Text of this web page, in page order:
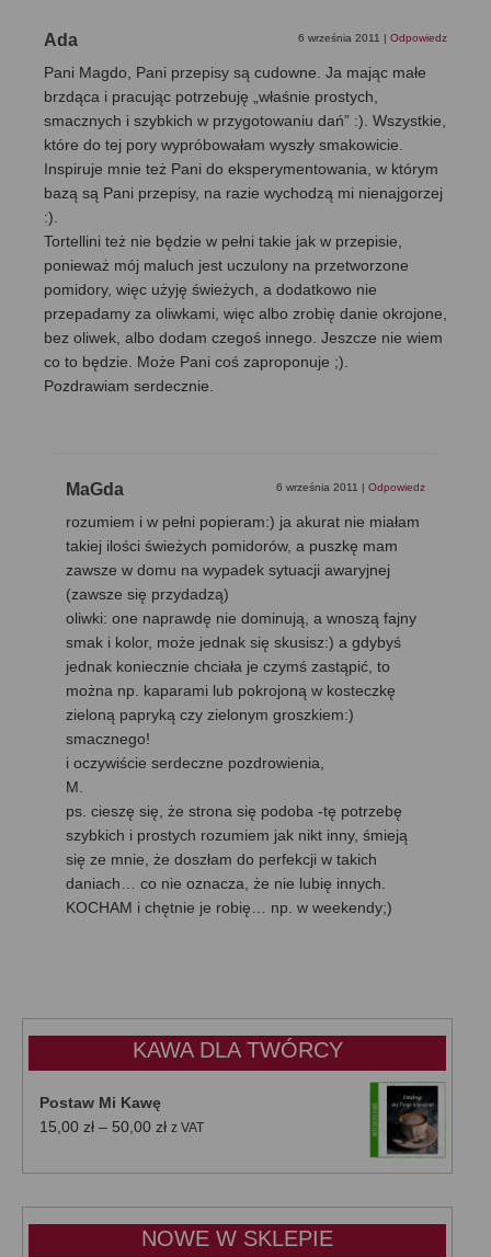
Ada 6 września 2011 Odpowiedz
Pani Magdo, Pani przepisy są cudowne. Ja mając małe
brzdąca i pracując potrzebuję „właśnie prostych,
smacznych i szybkich w przygotowaniu dań” :). Wszystkie,
które do tej pory wypróbowałam wyszły smakowicie.
Inspiruje mnie też Pani do eksperymentowania, w którym
bazą są Pani przepisy, na razie wychodzą mi nienajgorzej
:).
Tortellini też nie będzie w pełni takie jak w przepisie,
ponieważ mój maluch jest uczulony na przetworzone
pomidory, więc użyję świeżych, a dodatkowo nie
przepadamy za oliwkami, więc albo zrobię danie okrojone,
bez oliwek, albo dodam czegoś innego. Jeszcze nie wiem
co to będzie. Może Pani coś zaproponuje ;).
Pozdrawiam serdecznie.
MaGda 6 września 2011 Odpowiedz
rozumiem i w pełni popieram:) ja akurat nie miałam
takiej ilości świeżych pomidorów, a puszkę mam
zawsze w domu na wypadek sytuacji awaryjnej
(zawsze się przydadzą)
oliwki: one naprawdę nie dominują, a wnoszą fajny
smak i kolor, może jednak się skusisz:) a gdybyś
jednak koniecznie chciała je czymś zastąpić, to
można np. kaparami lub pokrojoną w kosteczkę
zieloną papryką czy zielonym groszkiem:)
smacznego!
i oczywiście serdeczne pozdrowienia,
M.
ps. cieszę się, że strona się podoba -tę potrzebę
szybkich i prostych rozumiem jak nikt inny, śmieją
się ze mnie, że doszłam do perfekcji w takich
daniach… co nie oznacza, że nie lubię innych.
KOCHAM i chętnie je robię… np. w weekendy;)
KAWA DLA TWÓRCY
Postaw Mi Kawę
15,00 zł – 50,00 złZakres
od
do
50,00 zł
z VAT
NOWE W SKLEPIE